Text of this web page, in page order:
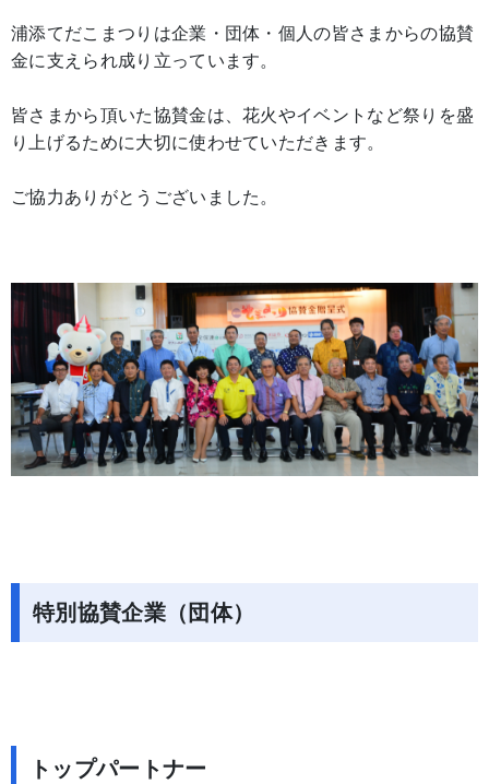
浦添てだこまつりは企業・団体・個人の皆さまからの協賛
金に支えられ成り立っています。
皆さまから頂いた協賛金は、花火やイベントなど祭りを盛
り上げるために大切に使わせていただきます。
ご協力ありがとうございました。
特別協賛企業（団体）
トップパートナー